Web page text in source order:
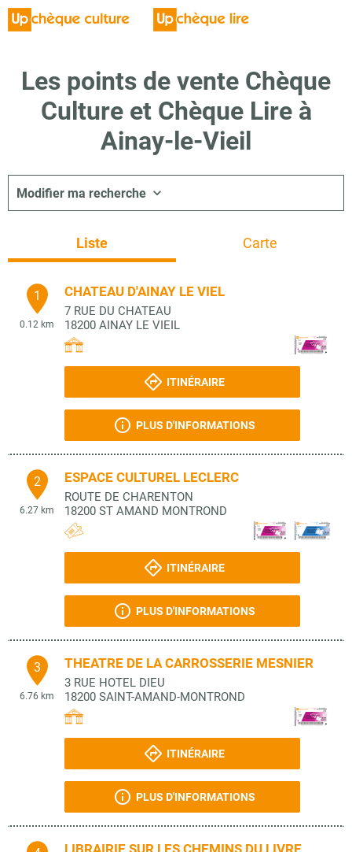
Les points de vente Chèque
Culture et Chèque Lire à
Ainay-le-Vieil
Modifier ma recherche
Liste Carte
1
0.12 km
CHATEAU D'AINAY LE VIEL
7 RUE DU CHATEAU
18200 AINAY LE VIEIL
ITINÉRAIRE
PLUS D'INFORMATIONS
2
6.27 km
ESPACE CULTUREL LECLERC
ROUTE DE CHARENTON
18200 ST AMAND MONTROND
ITINÉRAIRE
PLUS D'INFORMATIONS
3
6.76 km
THEATRE DE LA CARROSSERIE MESNIER
3 RUE HOTEL DIEU
18200 SAINT-AMAND-MONTROND
ITINÉRAIRE
PLUS D'INFORMATIONS
LIBRAIRIE SUR LES CHEMINS DU LIVRE